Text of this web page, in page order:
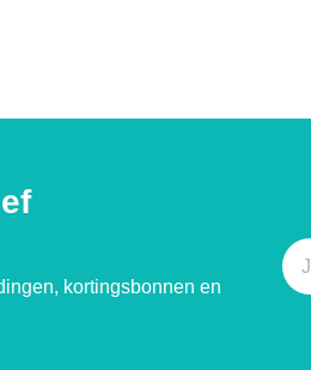
kortingsbonnen en